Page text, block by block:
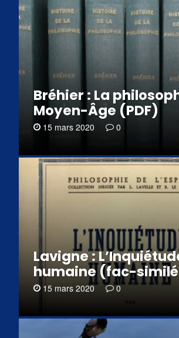
Bréhier : La
Moyen-Âge (PDF)
15 mars 2020 0
Lavigne :
humaine (fac-similé
15 mars 2020 0